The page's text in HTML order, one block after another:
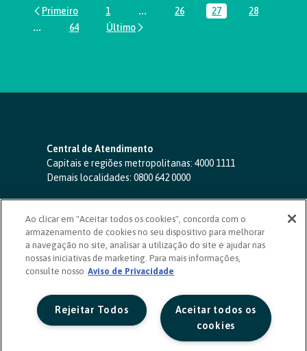
Página
1 ...Páginas intermediárias Usar ABA
Página
26 Página
27 Página
28
...Páginas intermediárias Usar ABA para navegar.
Página
64
Central de Atendimento
Capitais e regiões metropolitanas: 4000 1111
Demais localidades: 0800 642 0000
SAC 24 horas-0800 724 4420
Ouvidoria
0800 725 0996
(de segunda a sexta, das 8h às 20h)
ouvidoriasicoob.com.br
Deficientes auditivos ou de fala
Ao clicar em "Aceitar todos os cookies", concorda com o
armazenamento de cookies no seu dispositivo para melhorar
a navegação no site, analisar a utilização do site e ajudar nas
nossas iniciativas de marketing. Para mais informações,
consulte nosso Aviso de Privacidade
Aceitar todos os
cookies
Rejeitar Todos